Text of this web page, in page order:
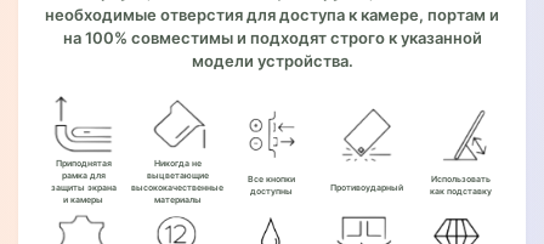
необходимые отверстия для доступа к камере, портам и
на 100% совместимы и подходят строго к указанной
модели устройства.
Приподнятая
рамка для
защиты экрана
и камеры
Никогда не
выцветающие
высококачественные
материалы
Все кнопки
доступны
Противоударный
Использовать
как подставку